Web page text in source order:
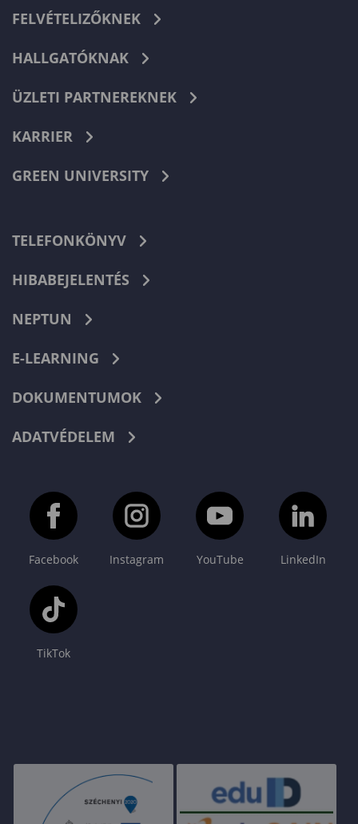
FELVÉTELIZŐKNEK
HALLGATÓKNAK
ÜZLETI PARTNEREKNEK
KARRIER
GREEN UNIVERSITY
TELEFONKÖNYV
HIBABEJELENTÉS
NEPTUN
E-LEARNING
DOKUMENTUMOK
ADATVÉDELEM
Facebook Instagram YouTube LinkedIn
TikTok